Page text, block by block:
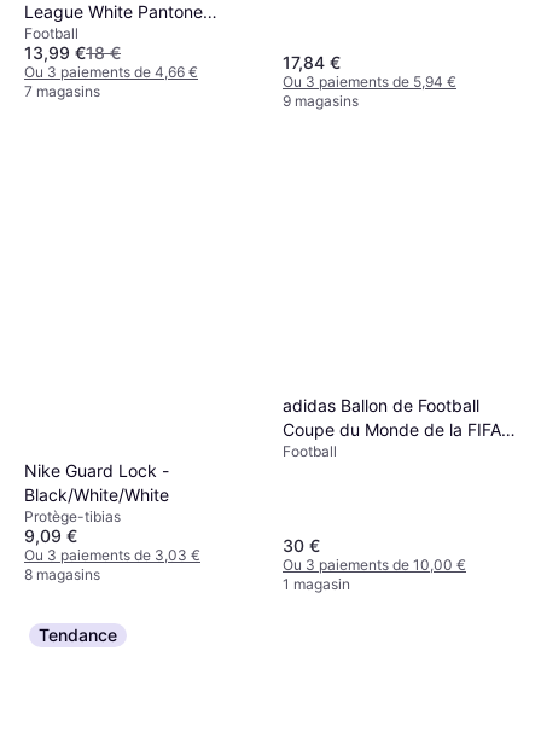
League White Pantone
Pantone Lucid Lemon
Football
13,99 €18 €
Ou 3 paiements de 4,66 €
7 magasins
17,84 €
Ou 3 paiements de 5,94 €
9 magasins
Nike Guard Lock -
Black/White/White
Protège-tibias
9,09 €
Ou 3 paiements de 3,03 €
8 magasins
adidas Ballon de Football
Coupe du Monde de la FIFA
2026 - Blanc
Football
30 €
Ou 3 paiements de 10,00 €
1 magasin
Tendance